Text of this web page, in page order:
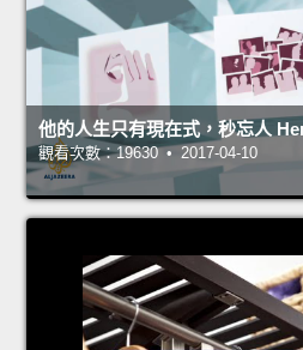
他的人生只有現在式，秒忘人
觀看次數：19630 • 2017-04-10